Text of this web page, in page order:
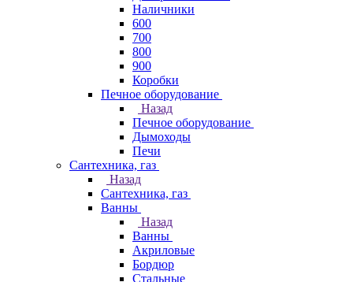
Наличники
600
700
800
900
Коробки
Печное оборудование
Назад
Печное оборудование
Дымоходы
Печи
Сантехника, газ
Назад
Сантехника, газ
Ванны
Назад
Ванны
Акриловые
Бордюр
Стальные